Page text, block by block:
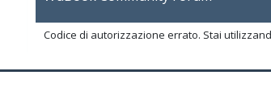
Codice di autorizzazione errato. Stai